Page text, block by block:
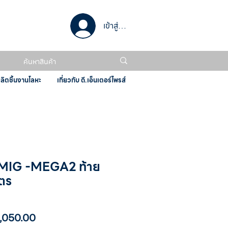
เข้าสู่ระบบ
ตชิ้นงานโลหะ เกี่ยวกับ ดี.เอ็นเตอร์ไพรส์
-MEGA2 ท้าย
ร
ราคา